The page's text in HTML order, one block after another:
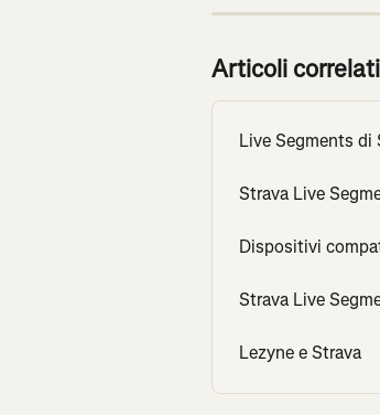
Articoli correlati
Live Segments
Strava Live
Dispositivi
Strava Live
Lezyne e Strava